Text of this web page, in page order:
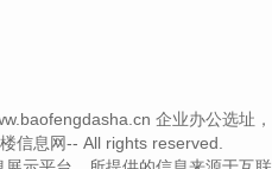
企业办公选址，
信息网-- All rights reserved.